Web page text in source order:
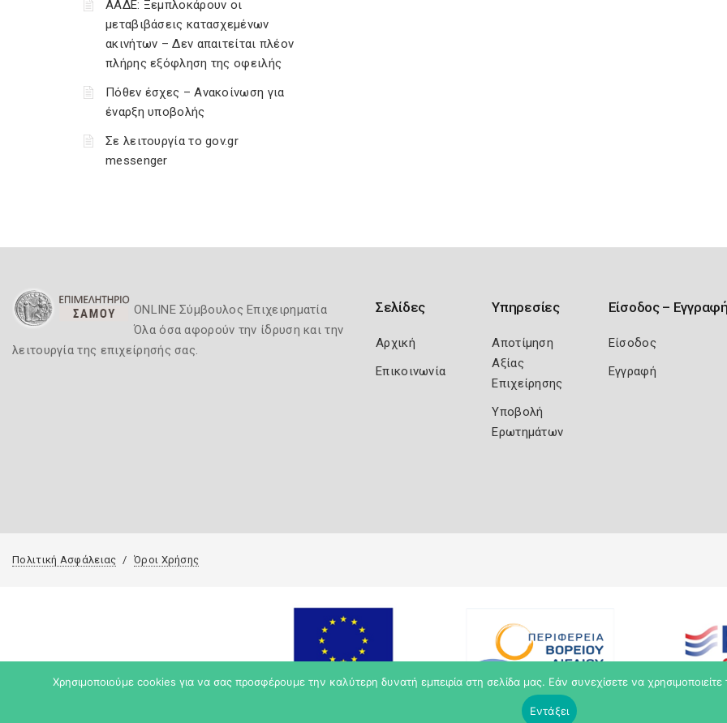
ΑΑΔΕ: Ξεμπλοκάρουν οι
μεταβιβάσεις κατασχεμένων
ακινήτων – Δεν απαιτείται πλέον
πλήρης εξόφληση της οφειλής
Πόθεν έσχες – Ανακοίνωση για
έναρξη υποβολής
Σε λειτουργία το gov.gr
messenger
ONLINE Σύμβουλος Επιχειρηματία
Όλα όσα αφορούν την ίδρυση και την
λειτουργία της επιχείρησής σας.
Σελίδες
Αρχική
Επικοινωνία
Υπηρεσίες
Αποτίμηση
Αξίας
Επιχείρησης
Υποβολή
Ερωτημάτων
Είσοδος –
Είσοδος
Εγγραφή
Πολιτική Ασφάλειας Όροι Χρήσης
Χρησιμοποιούμε cookies για να σας προσφέρουμε την καλύτερη δυνατή εμπειρία στη σελίδα μας. Εάν συνεχίσετε να
Εντάξει